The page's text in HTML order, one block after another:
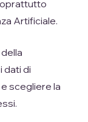
Artificiale.
dati di
scegliere la